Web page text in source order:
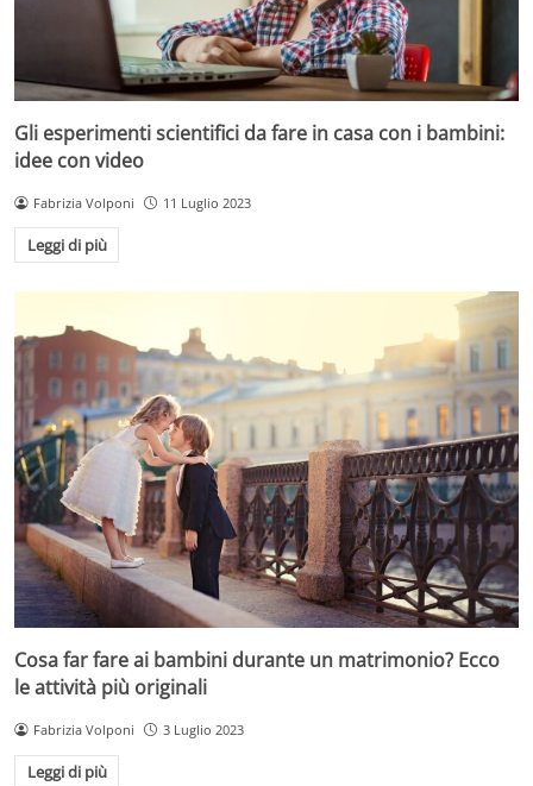
Gli esperimenti scientifici da fare in casa con i bambini:
idee con video
Fabrizia Volponi 11 Luglio 2023
Leggi di più
Cosa far fare ai bambini durante un matrimonio? Ecco
le attività più originali
Fabrizia Volponi 3 Luglio 2023
Leggi di più